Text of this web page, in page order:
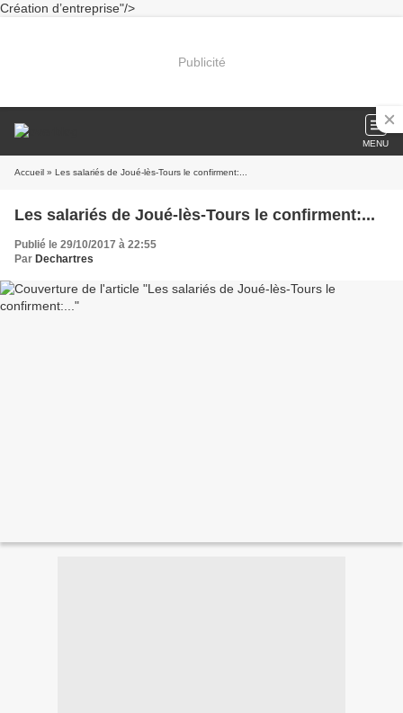
Création d’entreprise"/>
Publicité
MENU
Accueil » Les salariés de Joué-lès-Tours le confirment:...
Les salariés de Joué-lès-Tours le confirment:...
Publié le 29/10/2017 à 22:55
Par Dechartres